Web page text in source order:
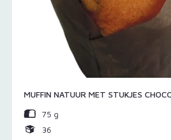
MUFFIN NATUUR MET STUKJES
75 g
36